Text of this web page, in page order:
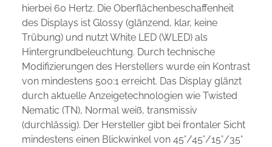
hierbei 60 Hertz. Die Oberflächenbeschaffenheit
des Displays ist Glossy (glänzend, klar, keine
Trübung) und nutzt White LED (WLED) als
Hintergrundbeleuchtung. Durch technische
Modifizierungen des Herstellers wurde ein Kontrast
von mindestens 500:1 erreicht. Das Display glänzt
durch aktuelle Anzeigetechnologien wie Twisted
Nematic (TN), Normal weiß, transmissiv
(durchlässig). Der Hersteller gibt bei frontaler Sicht
mindestens einen Blickwinkel von 45°/45°/15°/35°